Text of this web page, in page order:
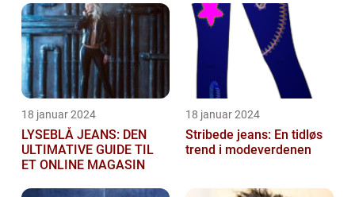
kvinder
18 januar 2024
LYSEBLÅ JEANS: DEN
ULTIMATIVE GUIDE TIL
ET ONLINE MAGASIN
18 januar 2024
Stribede jeans: En tidløs
trend i modeverdenen